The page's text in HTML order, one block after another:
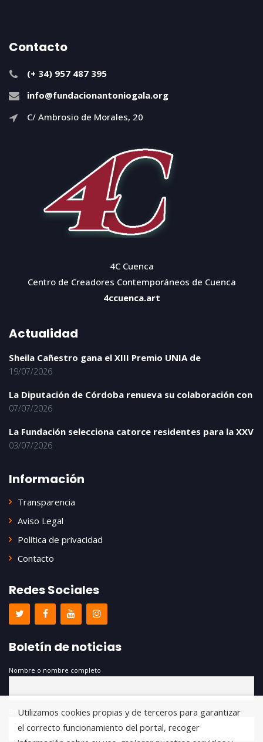
Contacto
(+ 34) 957 487 395
info@fundacionantoniogala.org
C/ Ambrosio de Morales, 20
4C Cuenca
Centro de Creadores Contemporáneos de Cuenca
4ccuenca.art
Actualidad
Sheila Cañestro gana el XIII Premio UNIA de
19/07/2026
La Diputación de Córdoba renueva su colaboración con
07/07/2026
La Fundación selecciona catorce residentes para la XXV
03/07/2026
Información
Transparencia
Aviso Legal
Política de privacidad
Contacto
Redes Sociales
Boletín de noticias
Nombre o nombre completo
Email
Utilizamos cookies propias y de terceros para garantizar
el correcto funcionamiento del portal, recoger